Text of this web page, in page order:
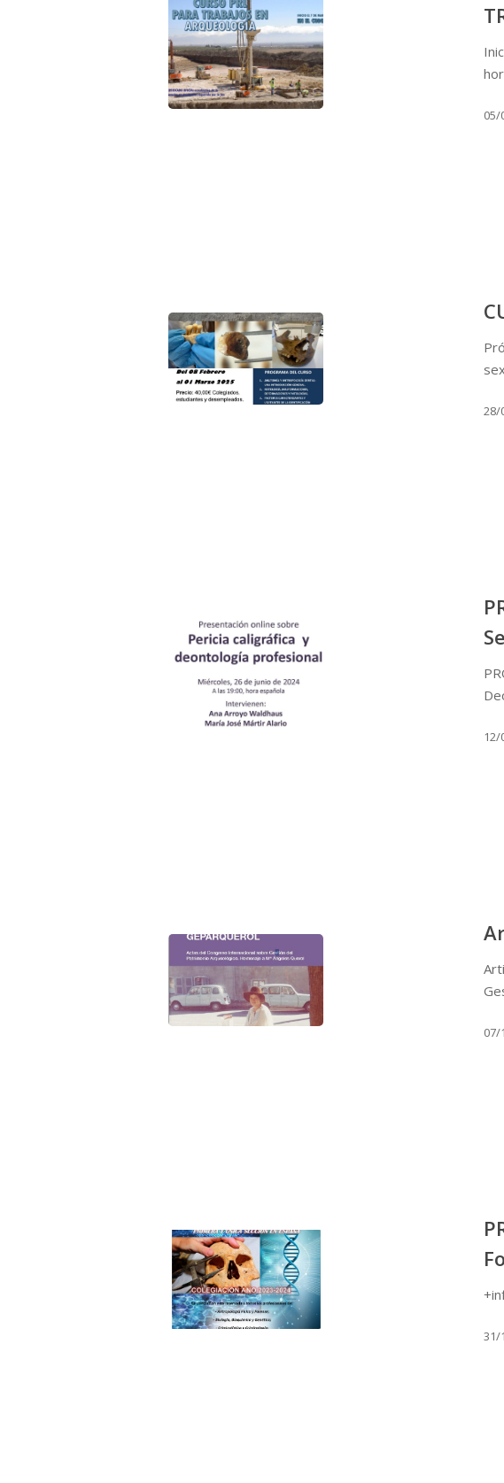
05/
28/
12/
07/
31/